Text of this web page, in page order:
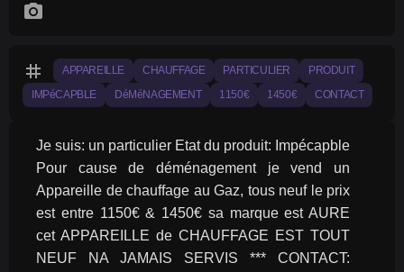
photo_camera
tag APPAREILLE CHAUFFAGE PARTICULIER PRODUIT
IMPéCAPBLE DéMéNAGEMENT 1150€ 1450€ CONTACT
Je suis: un particulier Etat du produit: Impécapble
Pour cause de déménagement je vend un
Appareille de chauffage au Gaz, tous neuf le prix
est entre 1150€ & 1450€ sa marque est AURE
cet APPAREILLE de CHAUFFAGE EST TOUT
NEUF NA JAMAIS SERVIS *** CONTACT: